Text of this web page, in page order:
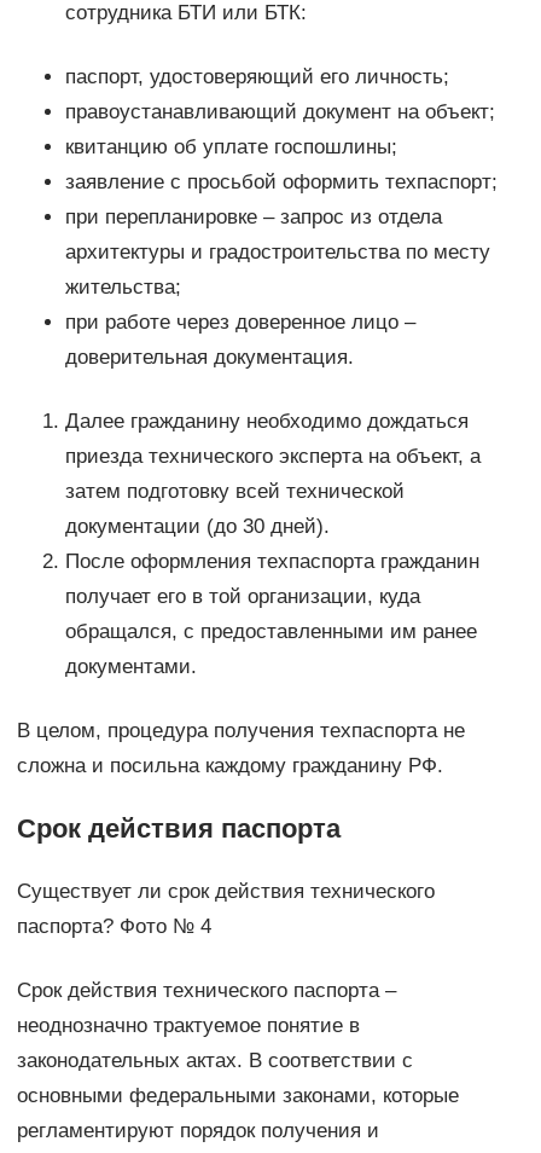
сотрудника БТИ или БТК:
паспорт, удостоверяющий его личность;
правоустанавливающий документ на объект;
квитанцию об уплате госпошлины;
заявление с просьбой оформить техпаспорт;
при перепланировке – запрос из отдела
архитектуры и градостроительства по месту
жительства;
при работе через доверенное лицо –
доверительная документация.
Далее гражданину необходимо дождаться
приезда технического эксперта на объект, а
затем подготовку всей технической
документации (до 30 дней).
После оформления техпаспорта гражданин
получает его в той организации, куда
обращался, с предоставленными им ранее
документами.
В целом, процедура получения техпаспорта не
сложна и посильна каждому гражданину РФ.
Срок действия паспорта
Существует ли срок действия технического
паспорта? Фото № 4
Срок действия технического паспорта –
неоднозначно трактуемое понятие в
законодательных актах. В соответствии с
основными федеральными законами, которые
регламентируют порядок получения и